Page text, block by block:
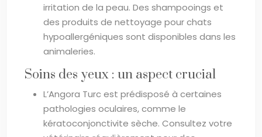
irritation de la peau. Des shampooings et
des produits de nettoyage pour chats
hypoallergéniques sont disponibles dans les
animaleries.
Soins des yeux : un aspect crucial
L’Angora Turc est prédisposé à certaines
pathologies oculaires, comme le
kératoconjonctivite sèche. Consultez votre